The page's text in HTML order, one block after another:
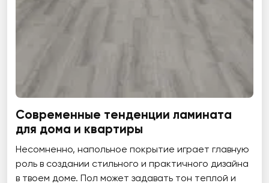
Современные тенденции ламината
для дома и квартиры
Несомненно, напольное покрытие играет главную
роль в создании стильного и практичного дизайна
в твоем доме. Пол может задавать тон теплой и